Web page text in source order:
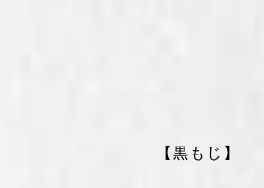
【黒もじ】